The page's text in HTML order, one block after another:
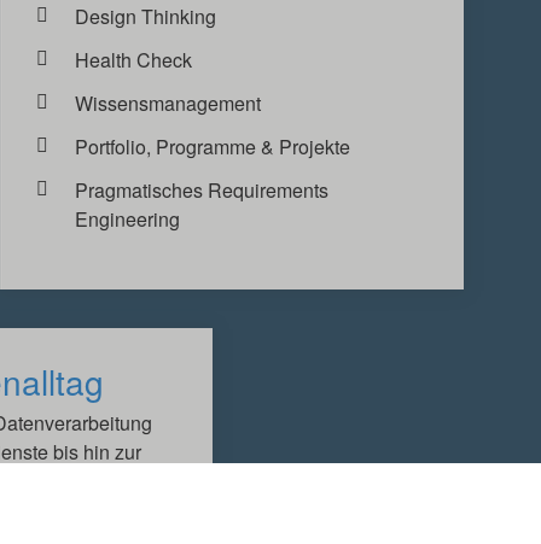
Design Thinking
Health Check
Wissensmanagement
Portfolio, Programme & Projekte
Pragmatisches Requirements
Engineering
bis hin zur